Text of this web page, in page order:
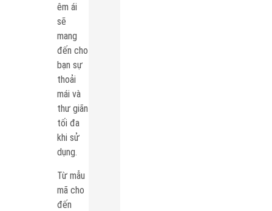
êm ái
sẽ
mang
đến cho
bạn sự
thoải
mái và
thư giãn
tối đa
khi sử
dụng.
Từ mẫu
mã cho
đến